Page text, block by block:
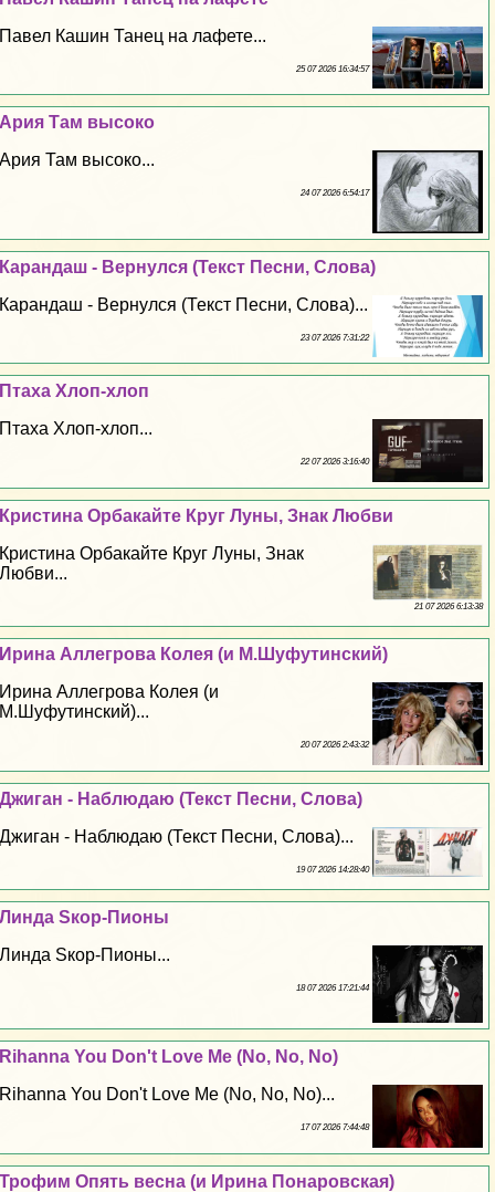
Павел Кашин Танец на лафете...
25 07 2026 16:34:57
Ария Там высоко
Ария Там высоко...
24 07 2026 6:54:17
Карандаш - Вернулся (Текст Песни, Слова)
Карандаш - Вернулся (Текст Песни, Слова)...
23 07 2026 7:31:22
Птаха Хлоп-хлоп
Птаха Хлоп-хлоп...
22 07 2026 3:16:40
Кристина Орбакайте Круг Луны, Знак Любви
Кристина Орбакайте Круг Луны, Знак
Любви...
21 07 2026 6:13:38
Ирина Аллегрова Колея (и М.Шуфутинский)
Ирина Аллегрова Колея (и
М.Шуфутинский)...
20 07 2026 2:43:32
Джиган - Наблюдаю (Текст Песни, Слова)
Джиган - Наблюдаю (Текст Песни, Слова)...
19 07 2026 14:28:40
Линда Sкор-Пионы
Линда Sкор-Пионы...
18 07 2026 17:21:44
Rihanna You Don't Love Me (No, No, No)
Rihanna You Don't Love Me (No, No, No)...
17 07 2026 7:44:48
Трофим Опять весна (и Ирина Понаровская)